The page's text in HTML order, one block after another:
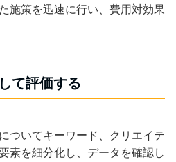
施策を迅速に行い、費用対効果
て評価する
ついてキーワード、クリエイテ
素を細分化し、データを確認し